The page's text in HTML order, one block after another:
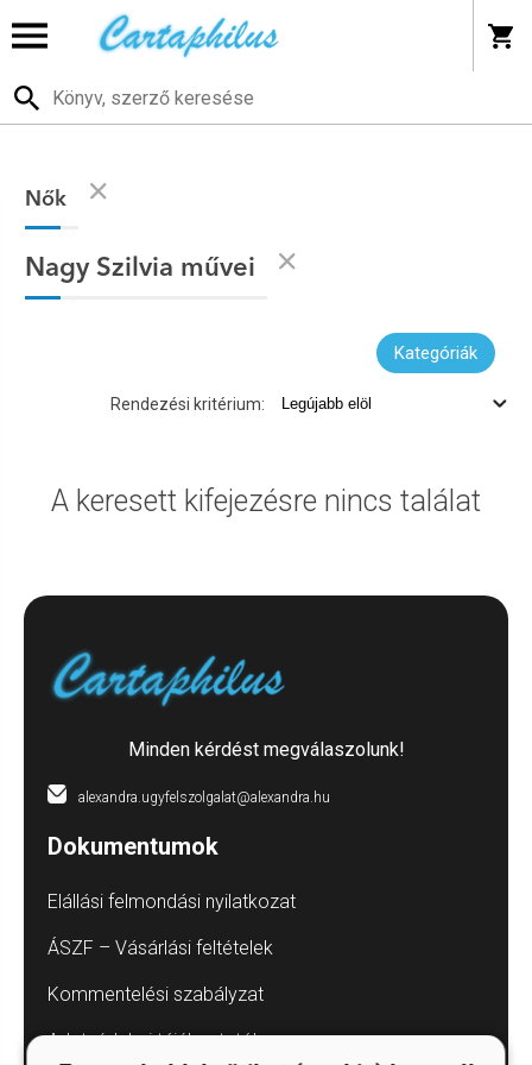
Nők
Nagy Szilvia művei
Kategóriák
Rendezési kritérium:
A keresett kifejezésre nincs találat
Minden kérdést megválaszolunk!
alexandra.ugyfelszolgalat@alexandra.hu
Dokumentumok
Elállási felmondási nyilatkozat
ÁSZF – Vásárlási feltételek
Kommentelési szabályzat
Adatvédelmi tájékoztatók